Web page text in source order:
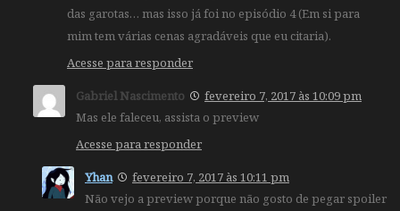
das garotas… mas isso já foi no episódio 4 (Em si para
mim tem várias cenas agradáveis que eu citaria).
Acesse para responder
Gabriel Nascimento
fevereiro 7, 2017 às 10:09 pm
Mas ele faleceu, assista o preview
Acesse para responder
Yhan
fevereiro 7, 2017 às 10:11 pm
Não vejo a preview porque não gosto de pegar spoiler